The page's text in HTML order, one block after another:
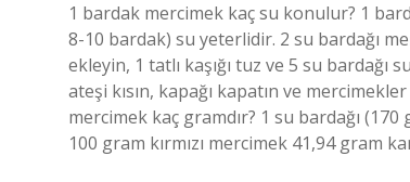
1 bardak mercimek kaç su konulur? 1
8-10 bardak) su yeterlidir. 2 su bardağı
ekleyin, 1 tatlı kaşığı tuz ve 5 su
ateşi kısın, kapağı kapatın ve
mercimek kaç gramdır? 1 su bardağı
100 gram kırmızı mercimek 41,94 gram